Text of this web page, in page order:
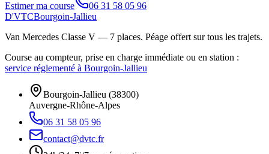
Estimer ma course
06 31 58 05 96
D'VTCBourgoin-Jallieu
Van Mercedes Classe V — 7 places. Péage offert sur tous les trajets.
Course au compteur, prise en charge immédiate ou en station :
service réglementé à Bourgoin-Jallieu
Bourgoin-Jallieu (38300)
Auvergne-Rhône-Alpes
06 31 58 05 96
contact@dvtc.fr